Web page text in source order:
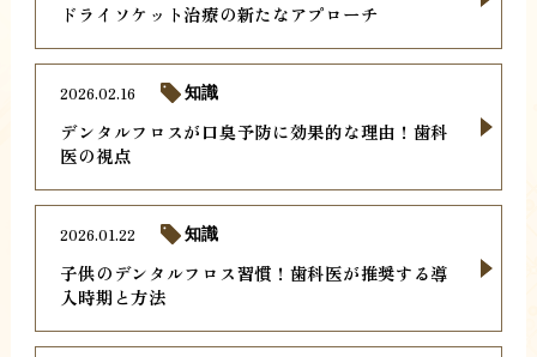
ドライソケット治療の新たなアプローチ
デンタルフロスが口臭予防に効果的な理由！歯科
医の視点
2026.02.16 知識
子供のデンタルフロス習慣！歯科医が推奨する導
入時期と方法
2026.01.22 知識